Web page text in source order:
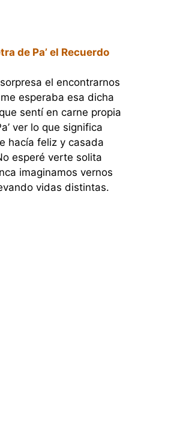
de Pa’ el Recuerdo
el encontrarnos
esperaba esa dicha
sentí en carne propia
ver lo que significa
hacía feliz y casada
esperé verte solita
imaginamos vernos
vidas distintas.